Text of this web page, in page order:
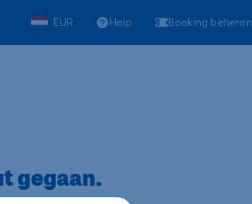
EUR Help Boeking beheren
gegaan.